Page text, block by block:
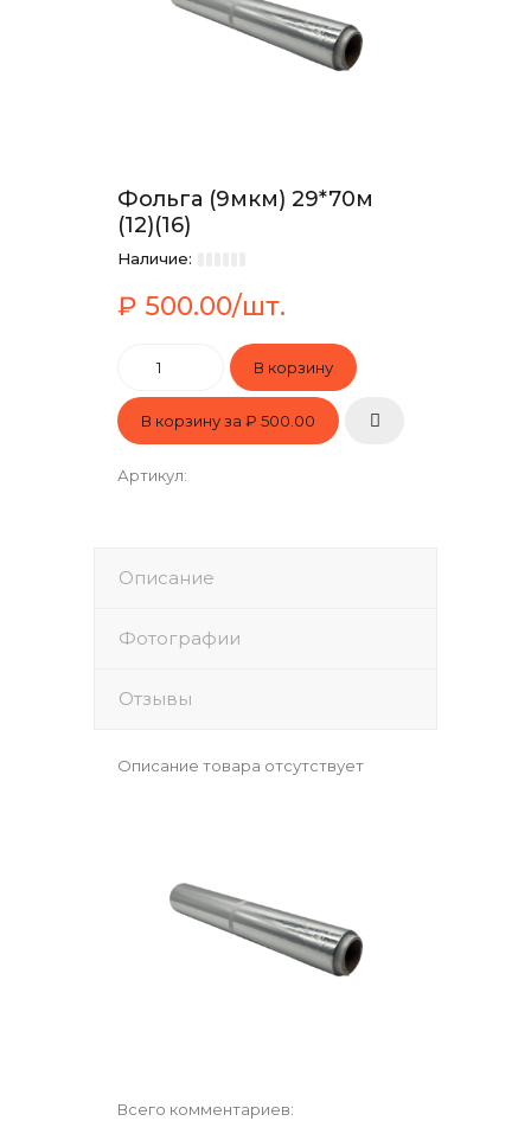
Фольга (9мкм) 29*70м
(12)(16)
Наличие:
₽ 500.00/шт.
В корзину за ₽ 500.00
Артикул:
Описание
Фотографии
Отзывы
Описание товара отсутствует
Всего комментариев: